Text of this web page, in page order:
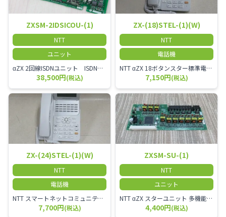
ZXSM-2IDSICOU-(1)
NTT
ユニット
αZX 2回線ISDNユニット ISDN回線を2本収容可能です。
38,500円(税込)
ZX-(18)STEL-(1)(W)
NTT
電話機
NTT αZX 18ボタンスター標準電話機(白)
7,150円(税込)
ZX-(24)STEL-(1)(W)
NTT
電話機
NTT スマートネットコミュニティαZX 24ボタンスター標準電話機
7,700円(税込)
ZXSM-SU-(1)
NTT
ユニット
NTT αZX スターユニット 多機能電話機ユニット
4,400円(税込)